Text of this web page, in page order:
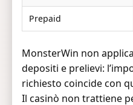
Prepaid
MonsterWin non
depositi e prelievi:
richiesto coincide con
Il casinò non trattiene